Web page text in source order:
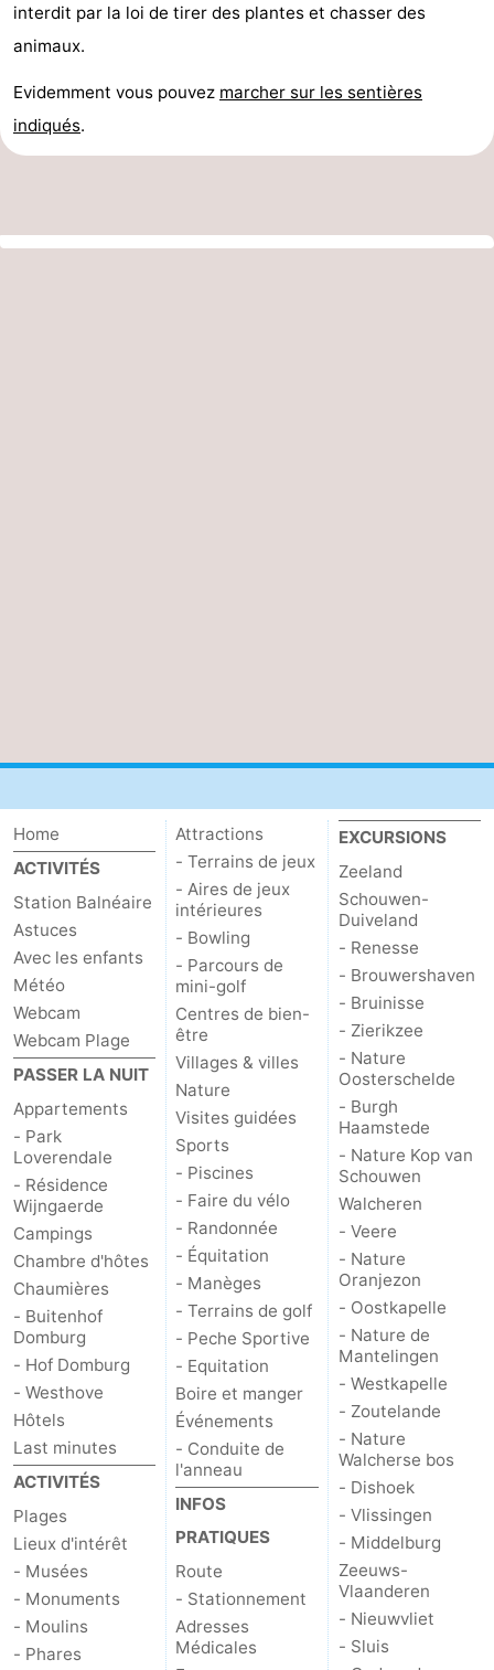
interdit par la loi de tirer des plantes et chasser des
animaux.
Evidemment vous pouvez marcher sur les sentières
indiqués.
Home
ACTIVITÉS
Station Balnéaire
Astuces
Avec les enfants
Météo
Webcam
Webcam Plage
PASSER LA NUIT
Appartements
- Park
Loverendale
- Résidence
Wijngaerde
Campings
Chambre d'hôtes
Chaumières
- Buitenhof
Domburg
- Hof Domburg
- Westhove
Hôtels
Last minutes
ACTIVITÉS
Plages
Lieux d'intérêt
- Musées
- Monuments
- Moulins
- Phares
Attractions
- Terrains de jeux
- Aires de jeux
intérieures
- Bowling
- Parcours de
mini-golf
Centres de bien-
être
Villages & villes
Nature
Visites guidées
Sports
- Piscines
- Faire du vélo
- Randonnée
- Équitation
- Manèges
- Terrains de golf
- Peche Sportive
- Equitation
Boire et manger
Événements
- Conduite de
l'anneau
INFOS
PRATIQUES
Route
- Stationnement
Adresses
Médicales
EXCURSIONS
Zeeland
Schouwen-
Duiveland
- Renesse
- Brouwershaven
- Bruinisse
- Zierikzee
- Nature
Oosterschelde
- Burgh
Haamstede
- Nature Kop van
Schouwen
Walcheren
- Veere
- Nature
Oranjezon
- Oostkapelle
- Nature de
Mantelingen
- Westkapelle
- Zoutelande
- Nature
Walcherse bos
- Dishoek
- Vlissingen
- Middelburg
Zeeuws-
Vlaanderen
- Nieuwvliet
- Sluis